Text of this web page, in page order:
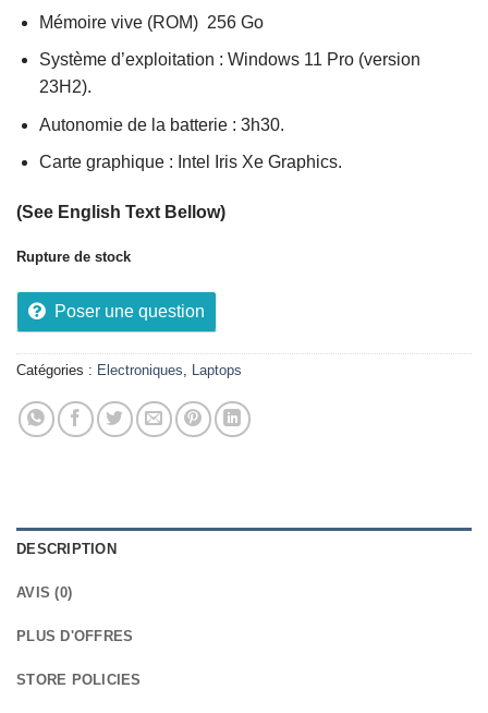
Mémoire vive (ROM) 256 Go
Système d’exploitation : Windows 11 Pro (version
23H2).
Autonomie de la batterie : 3h30.
Carte graphique : Intel Iris Xe Graphics.
(See English Text Bellow)
Rupture de stock
Poser une question
Catégories : Electroniques Laptops
DESCRIPTION
AVIS (0)
PLUS D'OFFRES
STORE POLICIES